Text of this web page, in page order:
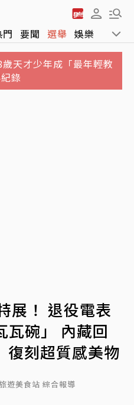
要聞 選舉 娛樂 運動
天才少年成「最年輕教
錄
即參選美校長 清大校
展！ 退役電表
瓦碗」 內藏回
刻超質感美物
遊美食站 綜合報導